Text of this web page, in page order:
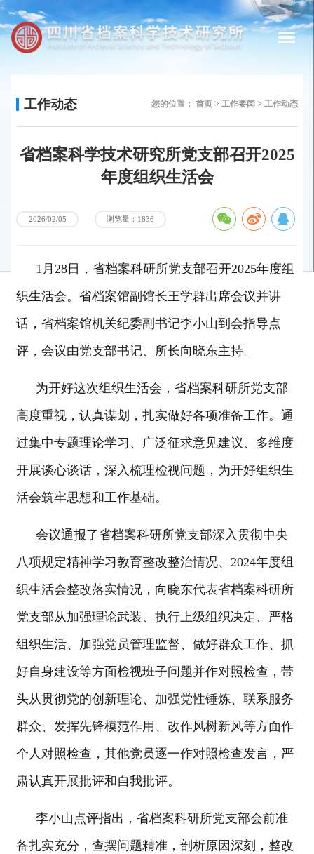
工作动态 您的位置： 首页 > 工作要闻 > 工作动态
省档案科学技术研究所党支部召开2025
年度组织生活会
2026/02/05 浏览量：1836
1月28日，省档案科研所党支部召开2025年度组
织生活会。省档案馆副馆长王学群出席会议并讲
话，省档案馆机关纪委副书记李小山到会指导点
评，会议由党支部书记、所长向晓东主持。
为开好这次组织生活会，省档案科研所党支部
高度重视，认真谋划，扎实做好各项准备工作。通
过集中专题理论学习、广泛征求意见建议、多维度
开展谈心谈话，深入梳理检视问题，为开好组织生
活会筑牢思想和工作基础。
会议通报了省档案科研所党支部深入贯彻中央
八项规定精神学习教育整改整治情况、2024年度组
织生活会整改落实情况，向晓东代表省档案科研所
党支部从加强理论武装、执行上级组织决定、严格
组织生活、加强党员管理监督、做好群众工作、抓
好自身建设等方面检视班子问题并作对照检查，带
头从贯彻党的创新理论、加强党性锤炼、联系服务
群众、发挥先锋模范作用、改作风树新风等方面作
个人对照检查，其他党员逐一作对照检查发言，严
肃认真开展批评和自我批评。
李小山点评指出，省档案科研所党支部会前准
备扎实充分，查摆问题精准，剖析原因深刻，整改